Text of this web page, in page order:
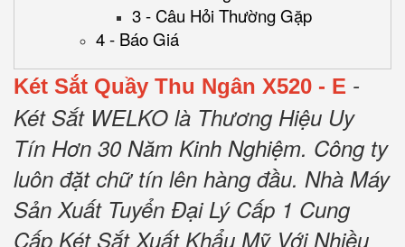
3 - Câu Hỏi Thường Gặp
4 - Báo Giá
Két Sắt Quầy Thu Ngân X520 - E -
Két Sắt WELKO là Thương Hiệu Uy
Tín Hơn 30 Năm Kinh Nghiệm. Công ty
luôn đặt chữ tín lên hàng đầu. Nhà Máy
Sản Xuất Tuyển Đại Lý Cấp 1 Cung
Cấp Két Sắt Xuất Khẩu Mỹ Với Nhiều